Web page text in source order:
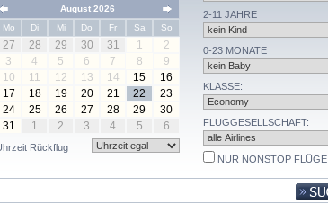
August 2026
Mo
Di Mi Do Fr Sa So
27 28 29 30 31 1
2
3
4 5 6 7 8
9
10
11 12 13 14 15
16
17
18 19 20 21 22
23
24
25 26 27 28 29
30
31
1 2 3 4 5 6
Rückflug
2-11 JAHRE
0-23 MONATE
KLASSE:
FLUGGESELLSCHAFT:
NUR NONSTOP FLÜGE